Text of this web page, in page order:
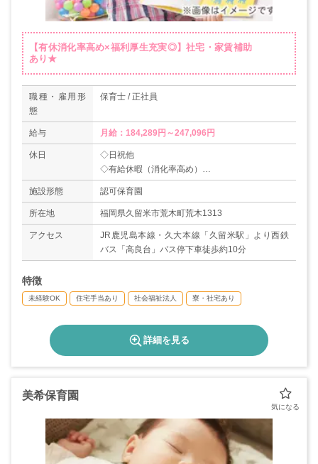
【有休消化率高め×福利厚生充実◎】社宅・家賃補助
あり★
職種・雇用形
態
保育士 / 正社員
給与 月給：184,289円～247,096円
休日
◇日祝他
◇有給休暇（消化率高め）
◇産休・育休制度あり
＊年間休日数105日
施設形態 認可保育園
所在地 福岡県久留米市荒木町荒木1313
アクセス
JR鹿児島本線・久大本線「久留米駅」より西鉄
バス「高良台」バス停下車徒歩約10分
特徴
未経験OK 住宅手当あり 社会福祉法人 寮・社宅あり
詳細を見る
美希保育園